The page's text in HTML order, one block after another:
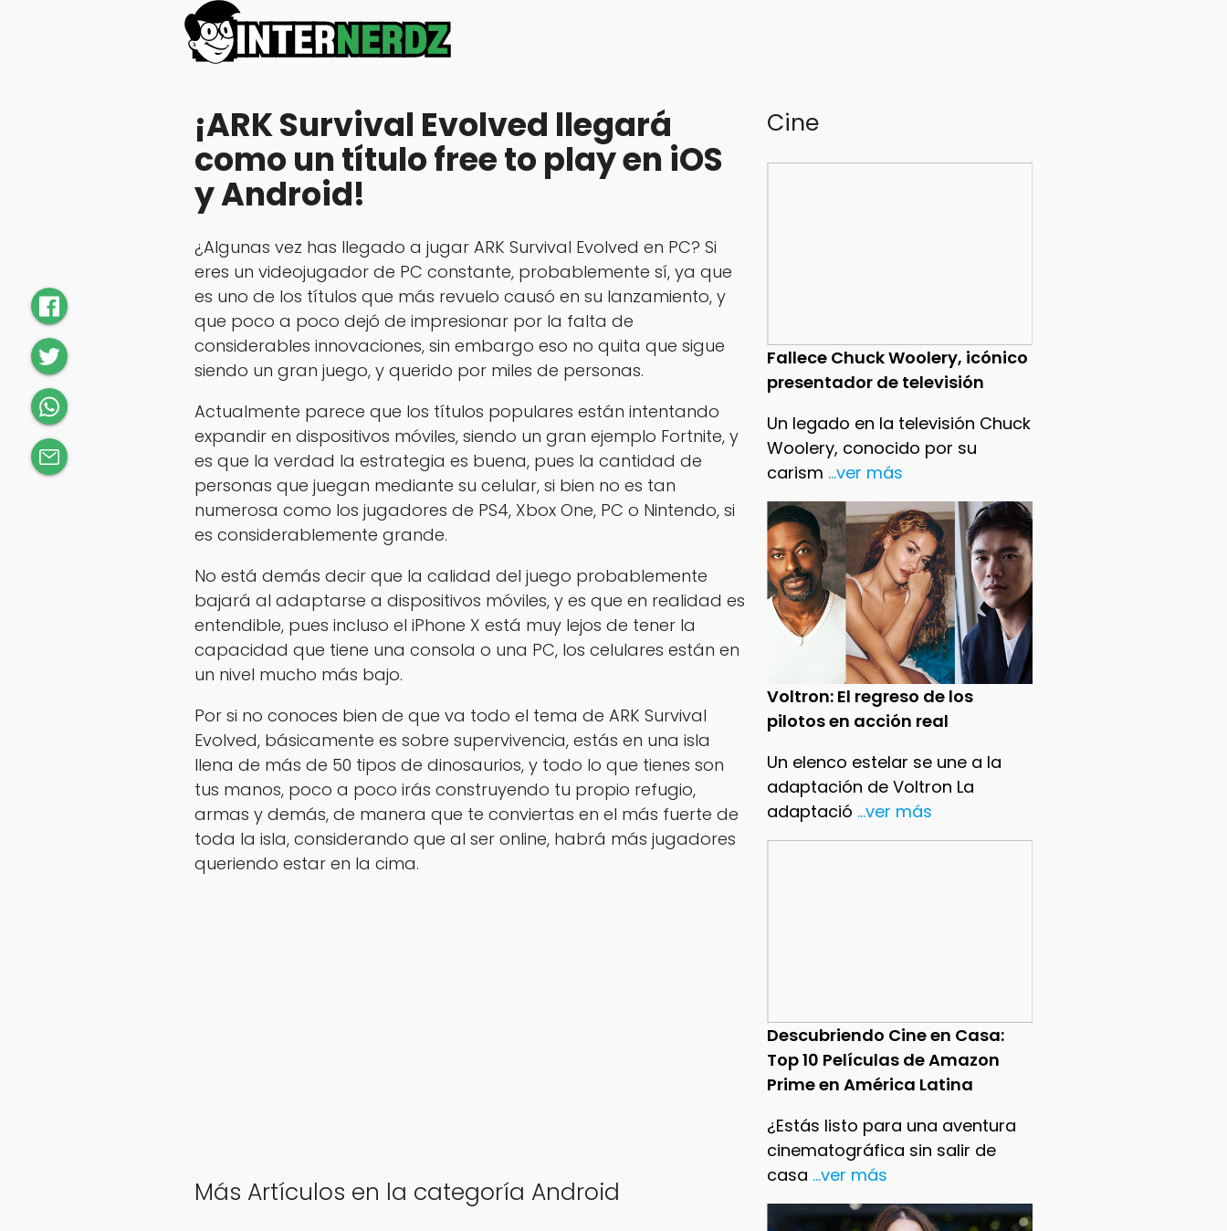
Cine
Fallece Chuck Woolery, icónico
presentador de televisión
Un legado en la televisión Chuck
Woolery, conocido por su
carism ...ver más
Voltron: El regreso de los
pilotos en acción real
Un elenco estelar se une a la
adaptación de Voltron La
adaptació ...ver más
Descubriendo Cine en Casa:
Top 10 Películas de Amazon
Prime en América Latina
¿Estás listo para una aventura
cinematográfica sin salir de
casa ...ver más
¡ARK Survival Evolved llegará
como un título free to play en iOS
y Android!
¿Algunas vez has llegado a jugar ARK Survival Evolved en PC? Si
eres un videojugador de PC constante, probablemente sí, ya que
es uno de los títulos que más revuelo causó en su lanzamiento, y
que poco a poco dejó de impresionar por la falta de
considerables innovaciones, sin embargo eso no quita que sigue
siendo un gran juego, y querido por miles de personas.
Actualmente parece que los títulos populares están intentando
expandir en dispositivos móviles, siendo un gran ejemplo Fortnite, y
es que la verdad la estrategia es buena, pues la cantidad de
personas que juegan mediante su celular, si bien no es tan
numerosa como los jugadores de PS4, Xbox One, PC o Nintendo, si
es considerablemente grande.
No está demás decir que la calidad del juego probablemente
bajará al adaptarse a dispositivos móviles, y es que en realidad es
entendible, pues incluso el iPhone X está muy lejos de tener la
capacidad que tiene una consola o una PC, los celulares están en
un nivel mucho más bajo.
Por si no conoces bien de que va todo el tema de ARK Survival
Evolved, básicamente es sobre supervivencia, estás en una isla
llena de más de 50 tipos de dinosaurios, y todo lo que tienes son
tus manos, poco a poco irás construyendo tu propio refugio,
armas y demás, de manera que te conviertas en el más fuerte de
toda la isla, considerando que al ser online, habrá más jugadores
queriendo estar en la cima.
Más Artículos en la categoría Android